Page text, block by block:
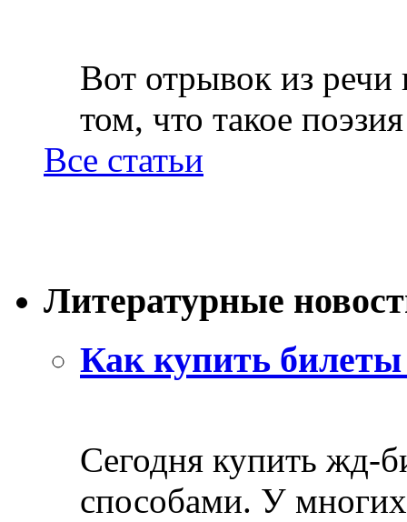
Вот отрывок из
том, что такое
Все статьи
Литературные
Как купить билеты
Сегодня купить жд-
способами. У